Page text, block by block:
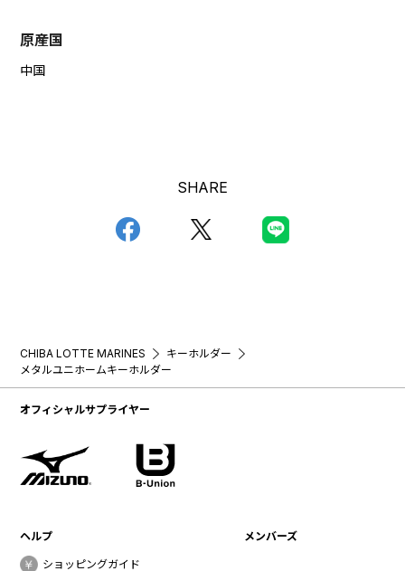
原産国
中国
SHARE
CHIBA LOTTE MARINES
キーホルダー
メタルユニホームキーホルダー
オフィシャルサプライヤー
ヘルプ
ショッピングガイド
メンバーズ